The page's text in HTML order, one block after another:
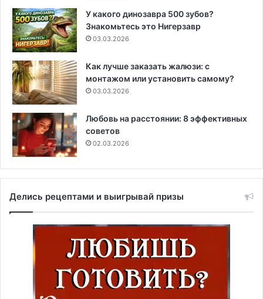
У какого динозавра 500 зубов?
Знакомьтесь это Нигерзавр
03.03.2026
Как лучше заказать жалюзи: с
монтажом или установить самому?
03.03.2026
Любовь на расстоянии: 8 эффективных
советов
02.03.2026
Делись рецептами и выигрывай призы